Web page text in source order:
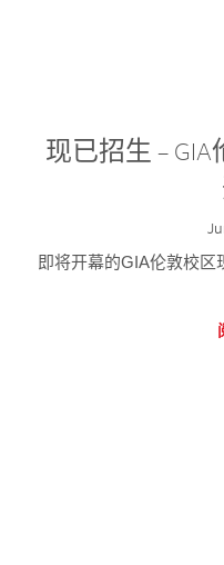
现已招生 –
即将开幕的GIA伦敦校区